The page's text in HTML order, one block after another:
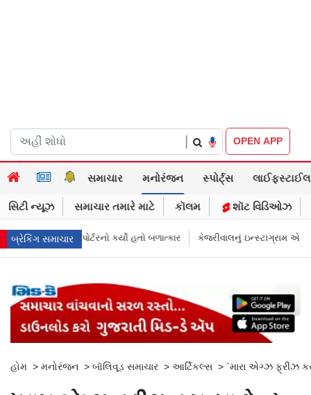
OPEN APP
સમાચાર મનોરંજન સ્પોર્ટ્સ લાઈફસ્ટાઈલ
સિટી ન્યૂઝ સમાચાર તમારે માટે કૉલમ શૉટ વિડિઓઝ
બ્રેકિંગ સમાચાર
બળાત્કાર કેજરીવાલનું ઇન્સ્ટાગ્રામ એકાઉન્ટ ભારતમાં રિસ્ટ્રિક્ટ થયું એમા
હોમ > મનોરંજન > બૉલિવૂડ સમાચાર > આર્ટિકલ્સ > `મારા એગ્ઝ ફ્રીઝ